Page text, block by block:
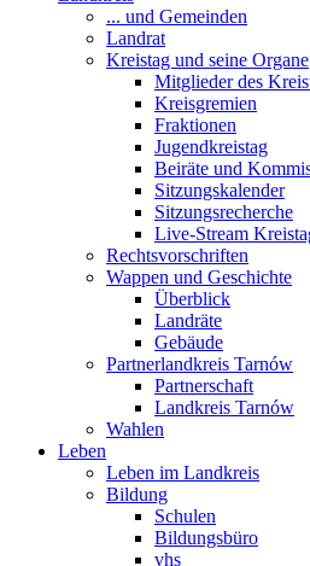
... und Gemeinden
Landrat
Kreistag und seine Organe
Mitglieder des
Kreisgremien
Fraktionen
Jugendkreistag
Beiräte und
Sitzungskalender
Sitzungsrecherche
Live-Stream
Rechtsvorschriften
Wappen und Geschichte
Überblick
Landräte
Gebäude
Partnerlandkreis Tarnów
Partnerschaft
Landkreis Tarnów
Wahlen
Leben
Leben im Landkreis
Bildung
Schulen
Bildungsbüro
vhs